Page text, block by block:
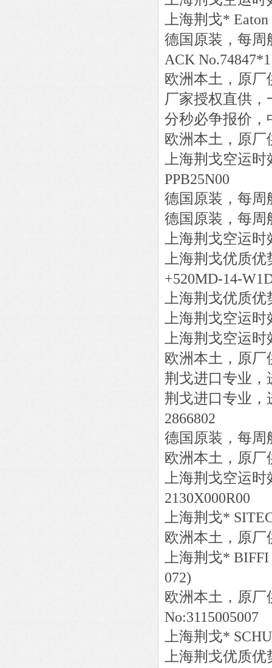
上海荆戈* Eaton
德国原装，每周
ACK No.74847*1
欧洲本土，原厂
厂家授权直供
分秒必争报价，
欧洲本土，原厂
上海荆戈空运时
PPB25N00
德国原装，每周
德国原装，每周
上海荆戈空运时
上海荆戈优质
+520MD-14-
上海荆戈优质
上海荆戈空运时
上海荆戈空运时
欧洲本土，原厂
荆戈进口专业，
荆戈进口专业，
2866802
德国原装，每周
欧洲本土，原厂
上海荆戈空运时
2130X000R00
上海荆戈*
欧洲本土，原厂
上海荆戈* BIFFI
072)
欧洲本土，原厂
No:3115005007
上海荆戈*
上海荆戈优质